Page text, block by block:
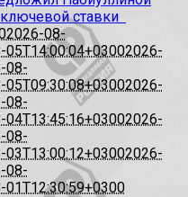
ставки
2026-08-
05T14:00:04+03002026-
08-
05T09:30:08+03002026-
08-
04T13:45:16+03002026-
08-
03T13:00:12+03002026-
08-
01T12:30:59+0300